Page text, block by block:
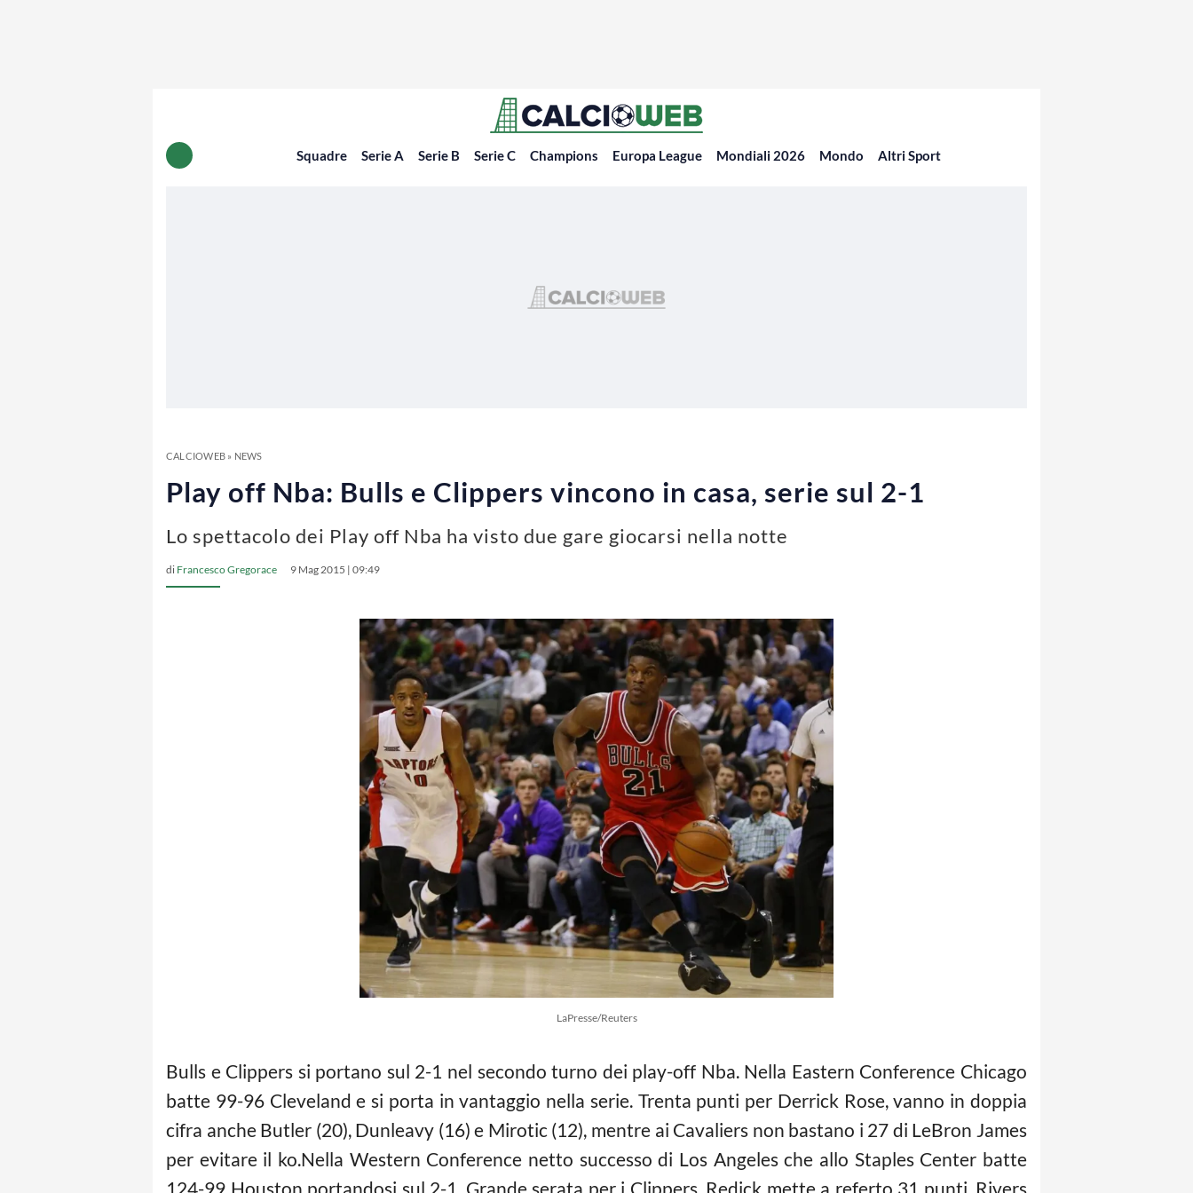
Squadre Serie A Serie B Serie C Champions Europa League Mondiali 2026 Mondo Altri Sport
CALCIOWEB» NEWS
Play off Nba: Bulls e Clippers vincono in casa, serie sul 2-1
Lo spettacolo dei Play off Nba ha visto due gare giocarsi nella notte
di Francesco Gregorace 9 Mag 2015 | 09:49
LaPresse/Reuters
Bulls e Clippers si portano sul 2-1 nel secondo turno dei play-off Nba. Nella Eastern Conference Chicago
batte 99-96 Cleveland e si porta in vantaggio nella serie. Trenta punti per Derrick Rose, vanno in doppia
cifra anche Butler (20), Dunleavy (16) e Mirotic (12), mentre ai Cavaliers non bastano i 27 di LeBron James
per evitare il ko.Nella Western Conference netto successo di Los Angeles che allo Staples Center batte
124-99 Houston portandosi sul 2-1. Grande serata per i Clippers, Redick mette a referto 31 punti, Rivers